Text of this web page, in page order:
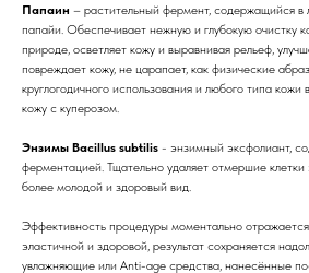
Папаин – растительный фермент, содержащийся в
папайи. Обеспечивает нежную и глубокую очистку
природе, осветляет кожу и выравнивая рельеф,
повреждает кожу, не царапает, как физические
круглогодичного использования и любого типа кожи
кожу с куперозом.
Энзимы Bacillus subtilis - энзимный эксфолиант,
ферментацией. Тщательно удаляет отмершие
более молодой и здоровый вид.
Эффективность процедуры моментально
эластичной и здоровой, результат сохраняется
увлажняющие или Anti-age средства, нанесённые